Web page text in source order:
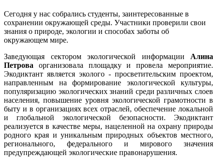
Сегодня у нас собрались студенты, заинтересованные в
сохранении окружающей среды. Участники проверили свои
знания о природе, экологии и способах заботы об
окружающем мире.
Заведующая сектором экологической информации Алина
Петрова организовала площадку и провела мероприятие.
Экодиктант является эколого - просветительским проектом,
направленным на формирование экологической культуры,
популяризацию экологических знаний среди различных слоев
населения, повышение уровня экологической грамотности в
быту и в организациях всех отраслей, обеспечение локальной
и глобальной экологической безопасности. Экодиктант
реализуется в качестве меры, нацеленной на охрану природы
родного края и уникальным природных объектов местного,
регионального, федерального и мирового значения
предупреждающей экологические правонарушения.